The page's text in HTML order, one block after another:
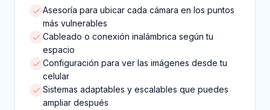
Asesoría para ubicar cada cámara en los puntos
más vulnerables
Cableado o conexión inalámbrica según tu
espacio
Configuración para ver las imágenes desde tu
celular
Sistemas adaptables y escalables que puedes
ampliar después